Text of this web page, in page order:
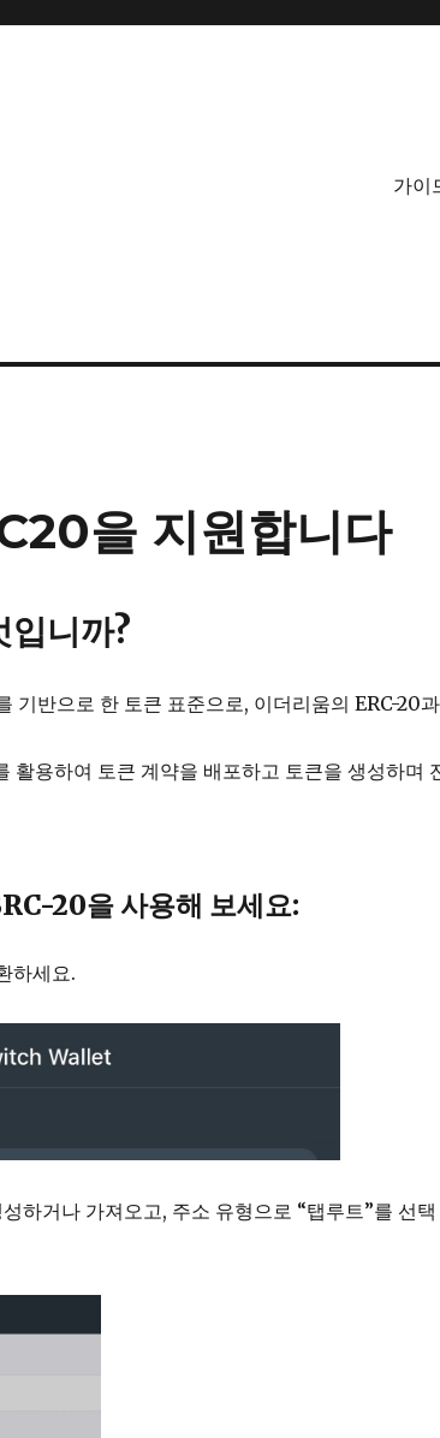
가이
을 지원합니다
니까?
기반으로 한 토큰 표준으로, 이더리움의 ERC-20과
활용하여 토큰 계약을 배포하고 토큰을 생성하며
20을 사용해 보세요:
하세요.
하거나 가져오고, 주소 유형으로 “탭루트”를 선택